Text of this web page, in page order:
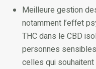
Meilleure gestion
notamment l’effet
THC dans le CBD
personnes
celles qui